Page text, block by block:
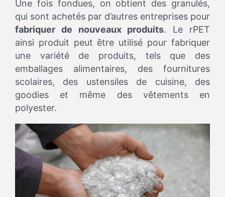
Une fois fondues, on obtient des granulés,
qui sont achetés par d’autres entreprises pour
fabriquer de nouveaux produits. Le rPET
ainsi produit peut être utilisé pour fabriquer
une variété de produits, tels que des
emballages alimentaires, des fournitures
scolaires, des ustensiles de cuisine, des
goodies et même des vêtements en
polyester.